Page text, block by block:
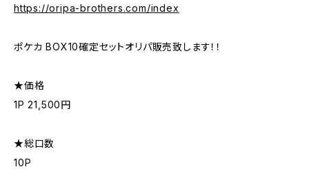
https://oripa-brothers.com/index
ポケカ BOX10確定セットオリパ販売致します！！
★価格
1P 21,500円
★総口数
10P